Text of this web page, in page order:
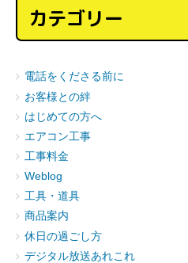
カテゴリー
電話をくださる前に
お客様との絆
はじめての方へ
エアコン工事
工事料金
Weblog
工具・道具
商品案内
休日の過ごし方
デジタル放送あれこれ